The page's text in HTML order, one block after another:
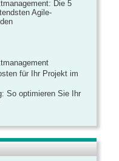
Die 5
Agile-
für Ihr Projekt im
So optimieren Sie Ihr